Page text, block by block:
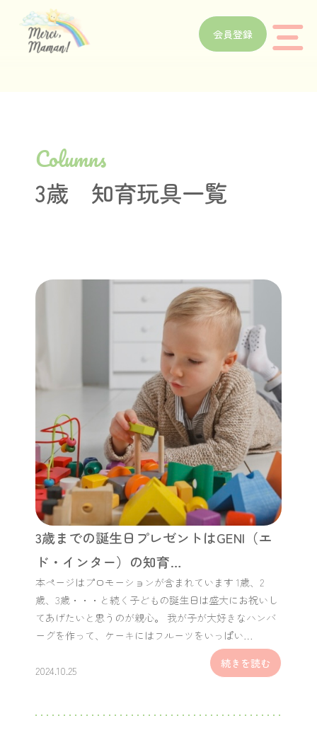
会員登録
Columns
3歳 知育玩具一覧
3歳までの誕生日プレゼントはGENI（エ
ド・インター）の知育…
本ページはプロモーションが含まれています 1歳、2
歳、3歳・・・と続く子どもの誕生日は盛大にお祝いし
てあげたいと思うのが親心。 我が子が大好きなハンバ
ーグを作って、ケーキにはフルーツをいっぱい…
2024.10.25
続きを読む